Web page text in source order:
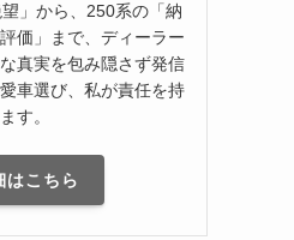
望」から、250系の「納
価」まで、ディーラー
真実を包み隠さず発信
車選び、私が責任を持
す。
はこちら